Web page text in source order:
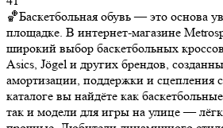
🏀Баскетбольная обувь — это основа
площадке. В интернет-магазине
широкий выбор баскетбольных
Asics, Jögel и других брендов,
амортизации, поддержки и
каталоге вы найдёте как
так и модели для игры на улице —